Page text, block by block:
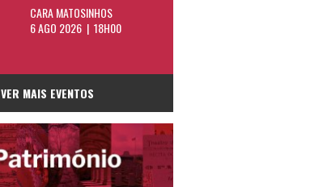
CARA MATOSINHOS
6 AGO 2026 | 18H00
VER MAIS EVENTOS